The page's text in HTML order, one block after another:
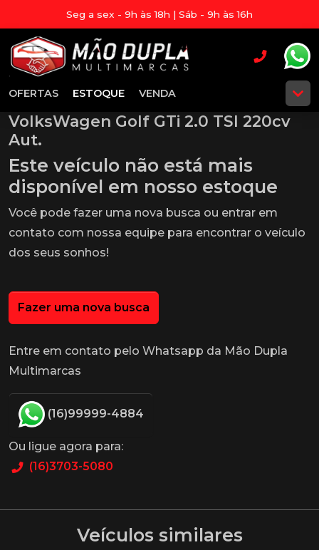
Seg a sex - 9h às 18h | Sáb - 9h às 16h
OFERTAS ESTOQUE VENDA
VolksWagen Golf GTi 2.0 TSI 220cv
Aut.
Este veículo não está mais
disponível em nosso estoque
Você pode fazer uma nova busca ou entrar em
contato com nossa equipe para encontrar o veículo
dos seus sonhos!
Fazer uma nova busca
Entre em contato pelo Whatsapp da Mão Dupla
Multimarcas
(16)99999-4884
Ou ligue agora para:
(16)3703-5080
Veículos similares